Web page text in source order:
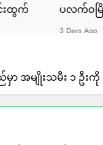
ဝမြို့နယ်မှာ လှေအဌာ
မှာ အမျိုးသမီး ၁ ဦး